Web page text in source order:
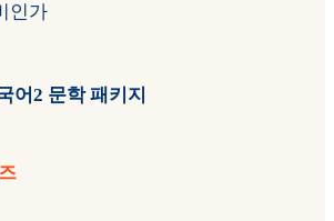
인가
어2 문학 패키지